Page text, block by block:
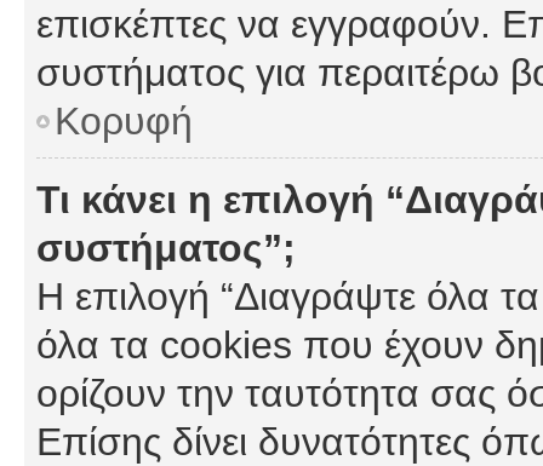
επισκέπτες να εγγραφούν.
συστήματος για περαιτέρω
Κορυφή
Τι κάνει η επιλογή
συστήματος”;
Η επιλογή “Διαγράψτε όλα
όλα τα cookies που έχουν
ορίζουν την ταυτότητα σας
Επίσης δίνει δυνατότητες